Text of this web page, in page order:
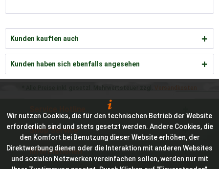
Kunden kauften auch
Kunden haben sich ebenfalls angesehen
Shop Service
Informationen
Wir nutzen Cookies, die für den technischen Betrieb der Website
erforderlich sind und stets gesetzt werden. Andere Cookies, die
den Komfort bei Benutzung dieser Website erhöhen, der
Direktwerbung dienen oder die Interaktion mit anderen Websites
und sozialen Netzwerken vereinfachen sollen, werden nur mit